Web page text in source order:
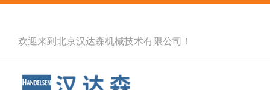
欢迎来到北京汉达森机械技术有限公司！